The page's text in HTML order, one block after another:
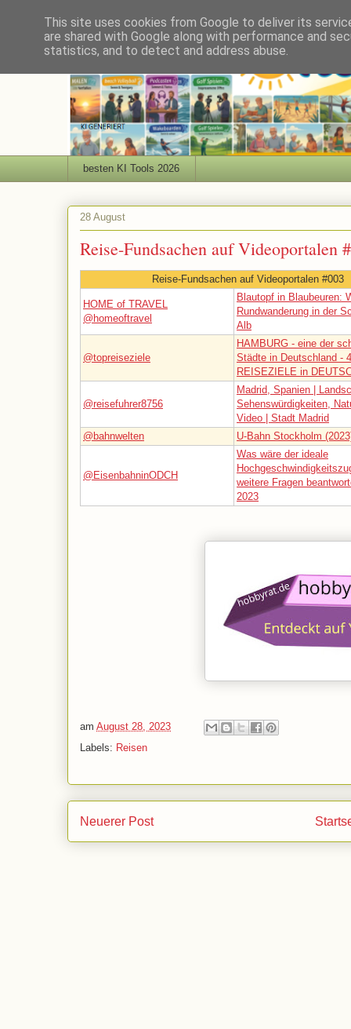
besten KI Tools 2026
28 August
Reise-Fundsachen auf Videoportalen
Reise-Fundsachen auf Videoportalen #003
HOME of TRAVEL
@homeoftravel
Blautopf in Blaubeuren:
Rundwanderung in der
Alb
@topreiseziele
HAMBURG - eine der
Städte in Deutschland -
REISEZIELE in
@reisefuhrer8756
Madrid, Spanien |
Sehenswürdigkeiten,
Video | Stadt Madrid
@bahnwelten
U-Bahn Stockholm
@EisenbahninODCH
Was wäre der ideale
weitere Fragen
2023
am August 28, 2023
Labels: Reisen
Neuerer Post
This site uses cookies from Google to deliver its
are shared with Google along with performance and
statistics, and to detect and address abuse.